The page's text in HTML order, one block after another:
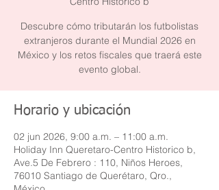
Descubre cómo tributarán los futbolistas
extranjeros durante el Mundial 2026 en
México y los retos fiscales que traerá este
evento global.
Horario y ubicación
02 jun 2026, 9:00 a.m. – 11:00 a.m.
Holiday Inn Queretaro-Centro Historico b,
Ave.5 De Febrero : 110, Niños Heroes,
76010 Santiago de Querétaro, Qro.,